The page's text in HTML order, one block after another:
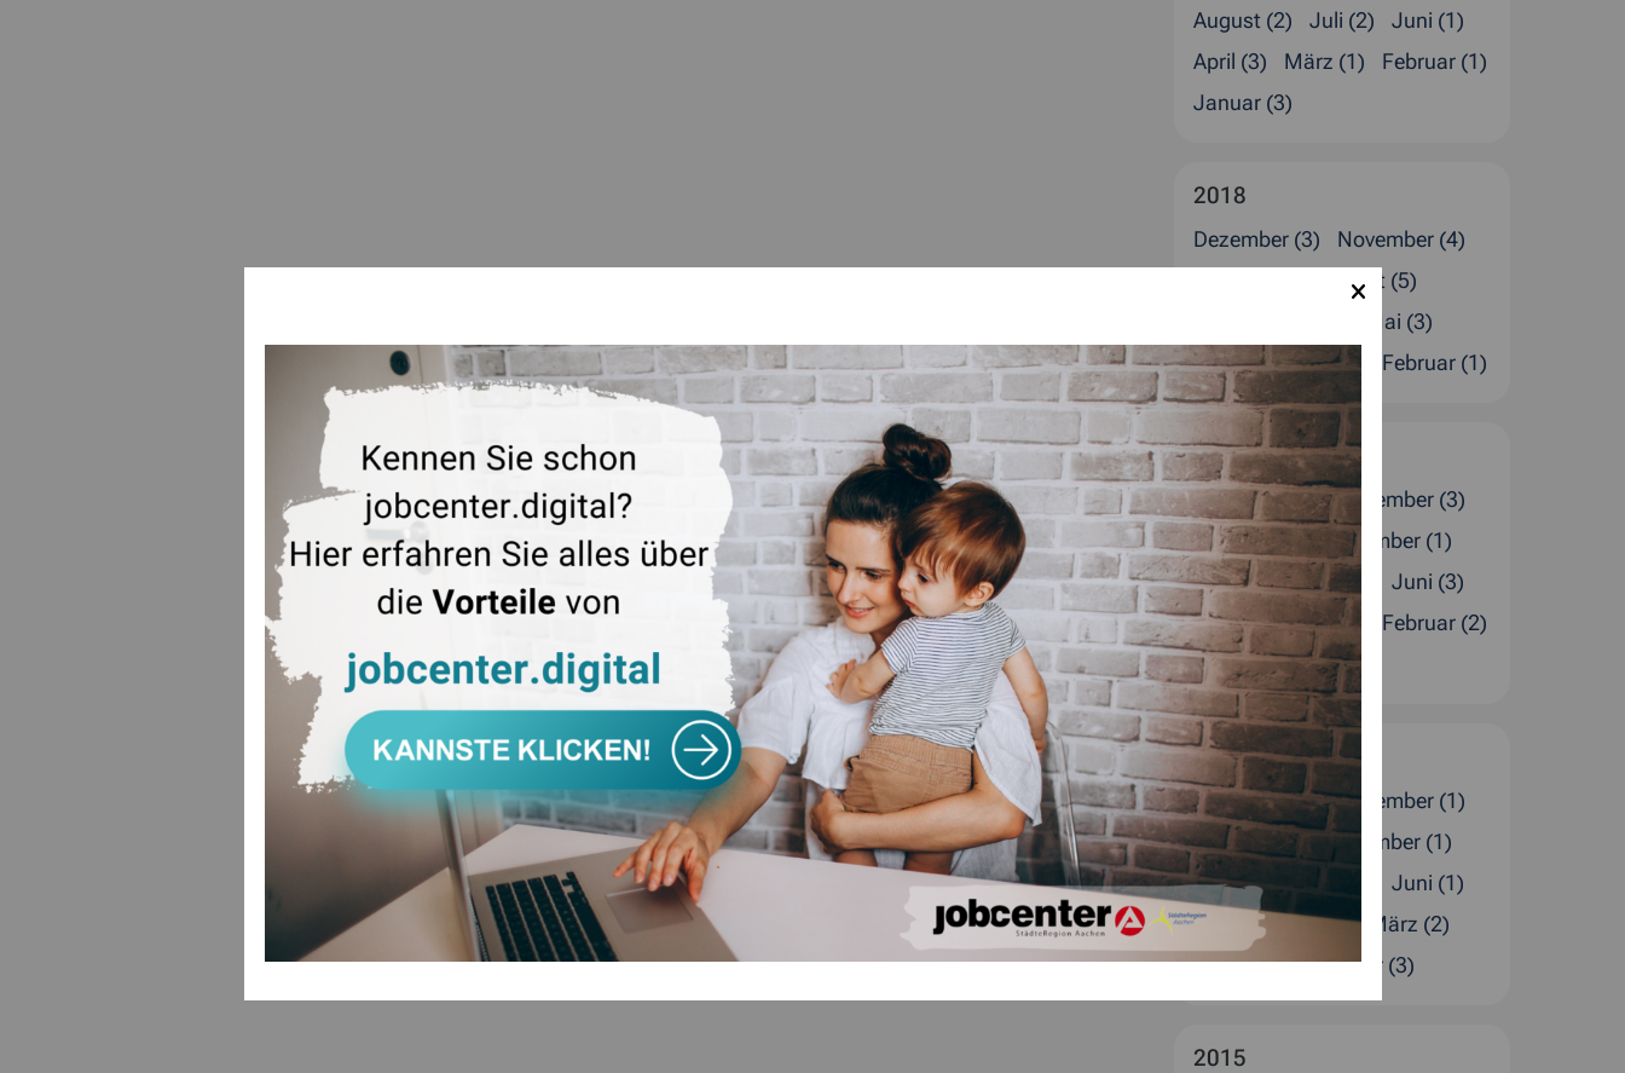
August (2)
Juli (2)
Juni (1)
April (3)
März (1)
Februar (1)
Januar (3)
2018
Dezember (3)
November (4)
August (5)
Mai (3)
April (1)
März (2) Februar (1)
2017
Dezember (4)
November (3)
Oktober (2)
September (1)
August (1)
Juli (4)
Juni (3)
April (2)
März (1)
Februar (2)
Januar (4)
2016
Dezember (5)
November (1)
Oktober (1)
September (1)
August (4)
Juli (2)
Juni (1)
Mai (1)
April (4)
März (2)
Februar (4)
Januar (3)
2015